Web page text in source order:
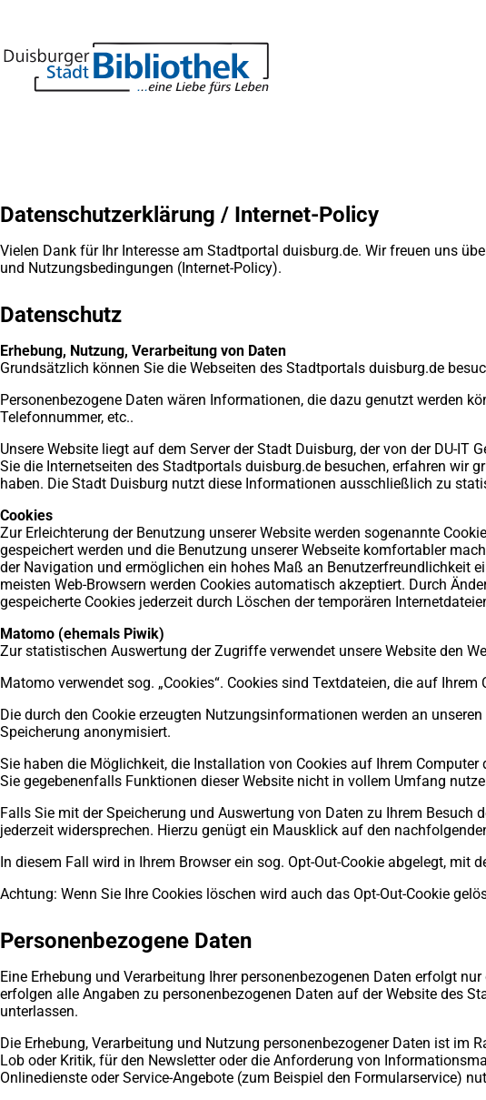
Zur
Startseite
Datenschutzerklärung / Internet-Policy
Vielen Dank für Ihr Interesse am Stadtportal duisburg.de. Wir freuen uns
und Nutzungsbedingungen (Internet-Policy).
Datenschutz
Erhebung, Nutzung, Verarbeitung von Daten
Grundsätzlich können Sie die Webseiten des Stadtportals duisburg.de
Personenbezogene Daten wären Informationen, die dazu genutzt werden
Telefonnummer, etc..
Unsere Website liegt auf dem Server der Stadt Duisburg, der von der DU-
Sie die Internetseiten des Stadtportals duisburg.de besuchen, erfahren wir
haben. Die Stadt Duisburg nutzt diese Informationen ausschließlich zu
Cookies
Zur Erleichterung der Benutzung unserer Website werden sogenannte
gespeichert werden und die Benutzung unserer Webseite komfortabler
der Navigation und ermöglichen ein hohes Maß an Benutzerfreundlichkeit
meisten Web-Browsern werden Cookies automatisch akzeptiert. Durch
gespeicherte Cookies jederzeit durch Löschen der temporären
Matomo (ehemals Piwik)
Zur statistischen Auswertung der Zugriffe verwendet unsere Website den
Matomo verwendet sog. „Cookies“. Cookies sind Textdateien, die auf
Die durch den Cookie erzeugten Nutzungsinformationen werden an
Speicherung anonymisiert.
Sie haben die Möglichkeit, die Installation von Cookies auf Ihrem
Sie gegebenenfalls Funktionen dieser Website nicht in vollem Umfang
Falls Sie mit der Speicherung und Auswertung von Daten zu Ihrem
jederzeit widersprechen. Hierzu genügt ein Mausklick auf den
In diesem Fall wird in Ihrem Browser ein sog. Opt-Out-Cookie abgelegt,
Achtung: Wenn Sie Ihre Cookies löschen wird auch das Opt-Out-Cookie
Personenbezogene Daten
Eine Erhebung und Verarbeitung Ihrer personenbezogenen Daten erfolgt
erfolgen alle Angaben zu personenbezogenen Daten auf der Website des
unterlassen.
Die Erhebung, Verarbeitung und Nutzung personenbezogener Daten ist im
Lob oder Kritik, für den Newsletter oder die Anforderung von
Onlinedienste oder Service-Angebote (zum Beispiel den Formularservice)